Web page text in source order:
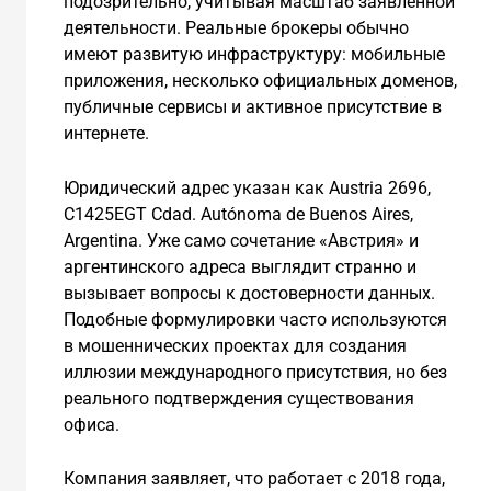
деятельности. Реальные брокеры обычно
имеют развитую инфраструктуру: мобильные
приложения, несколько официальных доменов,
публичные сервисы и активное присутствие в
интернете.
Юридический адрес указан как Austria 2696,
C1425EGT Cdad. Autónoma de Buenos Aires,
Argentina. Уже само сочетание «Австрия» и
аргентинского адреса выглядит странно и
вызывает вопросы к достоверности данных.
Подобные формулировки часто используются
в мошеннических проектах для создания
иллюзии международного присутствия, но без
реального подтверждения существования
офиса.
Компания заявляет, что работает с 2018 года,